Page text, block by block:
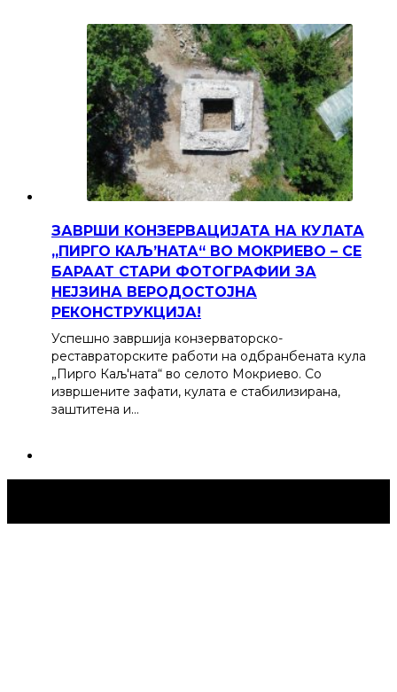
ЗАВРШИ КОНЗЕРВАЦИЈАТА НА КУЛАТА
„ПИРГО КАЉ’НАТА“ ВО МОКРИЕВО – СЕ
БАРААТ СТАРИ ФОТОГРАФИИ ЗА
НЕЈЗИНА ВЕРОДОСТОЈНА
РЕКОНСТРУКЦИЈА!
Успешно завршија конзерваторско-
реставраторските работи на одбранбената кула
„Пирго Каљ'ната“ во селото Мокриево. Со
извршените зафати, кулата е стабилизирана,
заштитена и…